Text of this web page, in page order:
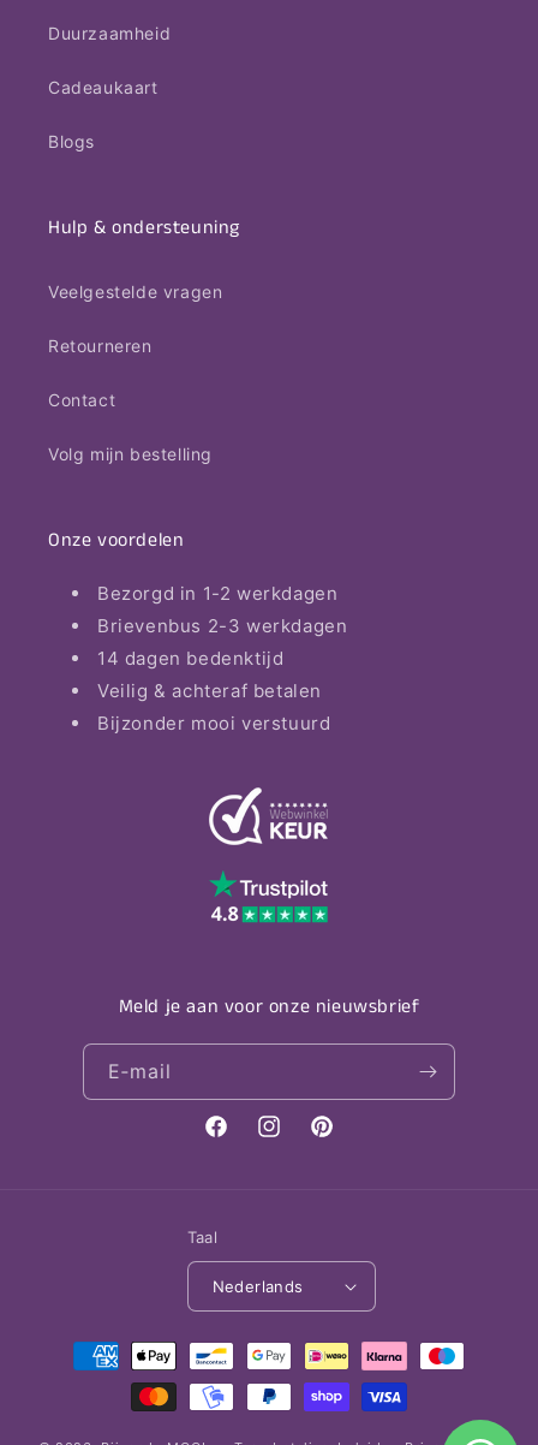
Duurzaamheid
Cadeaukaart
Blogs
Hulp & ondersteuning
Veelgestelde vragen
Retourneren
Contact
Volg mijn bestelling
Onze voordelen
Bezorgd in 1-2 werkdagen
Brievenbus 2-3 werkdagen
14 dagen bedenktijd
Veilig & achteraf betalen
Bijzonder mooi verstuurd
Meld je aan voor onze nieuwsbrief
E‑mail
FacebookInstagramPinterest
Taal
Nederlands
Betaalmethoden